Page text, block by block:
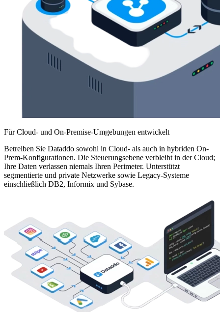
Für Cloud- und On-Premise-Umgebungen entwickelt
Betreiben Sie Dataddo sowohl in Cloud- als auch in hybriden On-
Prem-Konfigurationen. Die Steuerungsebene verbleibt in der Cloud;
Ihre Daten verlassen niemals Ihren Perimeter. Unterstützt
segmentierte und private Netzwerke sowie Legacy-Systeme
einschließlich DB2, Informix und Sybase.